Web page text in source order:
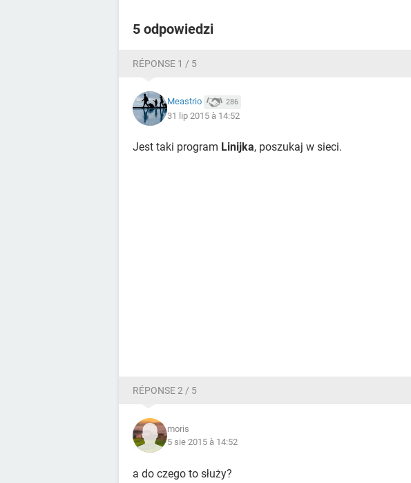
5 odpowiedzi
RÉPONSE 1 / 5
Meastrio 286
31 lip 2015 à 14:52
Jest taki program Linijka, poszukaj w sieci.
RÉPONSE 2 / 5
moris
5 sie 2015 à 14:52
a do czego to służy?